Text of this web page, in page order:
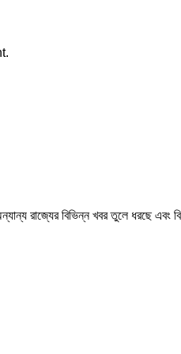
রাজ্যের বিভিন্ন খবর তুলে ধরছে এবং